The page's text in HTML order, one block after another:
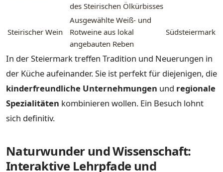
des Steirischen Ölkürbisses
Steirischer Wein
Ausgewählte Weiß- und
Rotweine aus lokal
angebauten Reben
Südsteiermark
In der Steiermark treffen Tradition und Neuerungen in
der Küche aufeinander. Sie ist perfekt für diejenigen, die
kinderfreundliche Unternehmungen und regionale
Spezialitäten kombinieren wollen. Ein Besuch lohnt
sich definitiv.
Naturwunder und Wissenschaft:
Interaktive Lehrpfade und